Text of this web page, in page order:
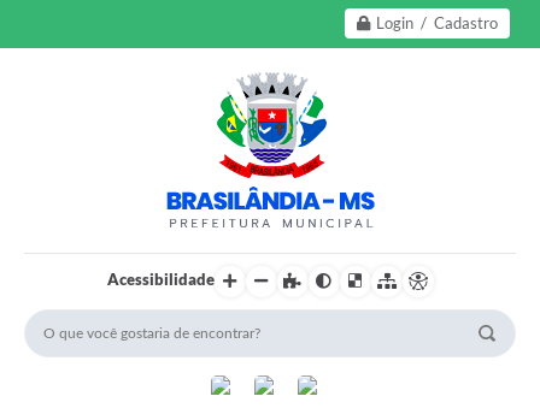
Login / Cadastro
Acessibilidade